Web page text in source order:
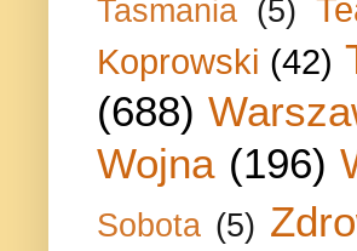
Tasmania (5)
Koprowski (42)
(688)
Wojna (196)
Sobota (5)